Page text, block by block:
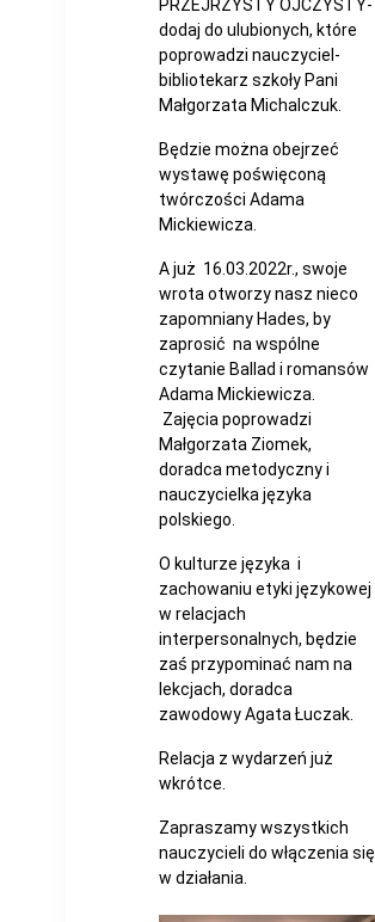
PRZEJRZYSTY OJCZYSTY-
dodaj do ulubionych, które
poprowadzi nauczyciel-
bibliotekarz szkoły Pani
Małgorzata Michalczuk.
Będzie można obejrzeć
wystawę poświęconą
twórczości Adama
Mickiewicza.
A już 16.03.2022r., swoje
wrota otworzy nasz nieco
zapomniany Hades, by
zaprosić na wspólne
czytanie Ballad i romansów
Adama Mickiewicza.
Zajęcia poprowadzi
Małgorzata Ziomek,
doradca metodyczny i
nauczycielka języka
polskiego.
O kulturze języka i
zachowaniu etyki językowej
w relacjach
interpersonalnych, będzie
zaś przypominać nam na
lekcjach, doradca
zawodowy Agata Łuczak.
Relacja z wydarzeń już
wkrótce.
Zapraszamy wszystkich
nauczycieli do włączenia się
w działania.